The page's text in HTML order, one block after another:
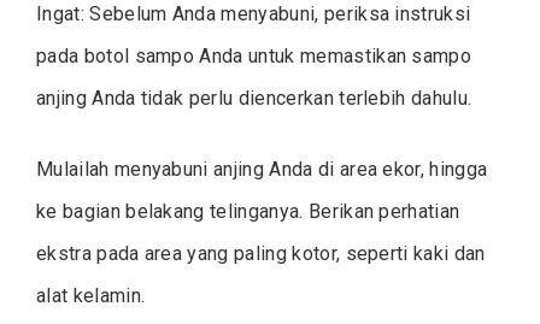
Ingat: Sebelum Anda menyabuni, periksa instruksi
pada botol sampo Anda untuk memastikan sampo
anjing Anda tidak perlu diencerkan terlebih dahulu.
Mulailah menyabuni anjing Anda di area ekor, hingga
ke bagian belakang telinganya. Berikan perhatian
ekstra pada area yang paling kotor, seperti kaki dan
alat kelamin.